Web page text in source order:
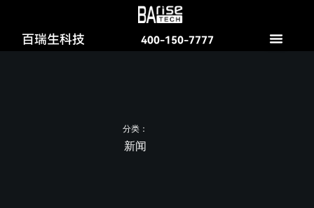
内百瑞生科技 400-150-7777
分类：
新闻